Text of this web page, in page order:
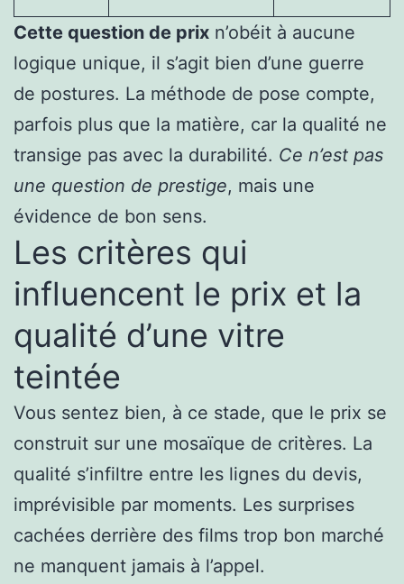
Cette question de prix n’obéit à aucune
logique unique, il s’agit bien d’une guerre
de postures. La méthode de pose compte,
parfois plus que la matière, car la qualité ne
transige pas avec la durabilité. Ce n’est pas
une question de prestige, mais une
évidence de bon sens.
Les critères qui
influencent le prix et la
qualité d’une vitre
teintée
Vous sentez bien, à ce stade, que le prix se
construit sur une mosaïque de critères. La
qualité s’infiltre entre les lignes du devis,
imprévisible par moments. Les surprises
cachées derrière des films trop bon marché
ne manquent jamais à l’appel.